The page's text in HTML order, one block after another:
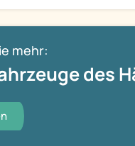
mehr:
des